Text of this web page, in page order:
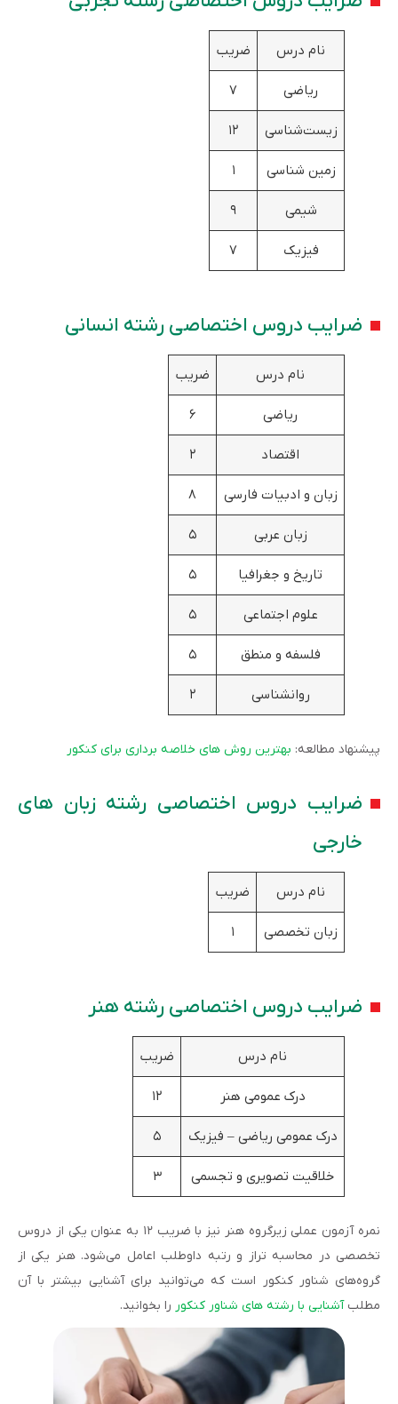
نام درس ضریب
ریاضی ۷
زیست‌شناسی ۱۲
زمین شناسی ۱
شیمی ۹
فیزیک ۷
ضرایب دروس اختصاصی رشته انسانی
نام درس ضریب
ریاضی ۶
اقتصاد ۲
زبان و ادبیات فارسی ۸
زبان عربی ۵
تاریخ و جغرافیا ۵
علوم اجتماعی ۵
فلسفه و منطق ۵
روانشناسی ۲
پیشنهاد مطالعه: بهترین روش های خلاصه برداری برای کنکور
ضرایب دروس اختصاصی رشته زبان های
خارجی
نام درس ضریب
زبان تخصصی ۱
ضرایب دروس اختصاصی رشته هنر
نام درس ضریب
درک عمومی هنر ۱۲
درک عمومی ریاضی – فیزیک ۵
خلاقیت تصویری و تجسمی ۳
نمره آزمون عملی زیرگروه هنر نیز با ضریب ۱۲ به عنوان یکی از دروس
تخصصی در محاسبه تراز و رتبه داوطلب اعامل می‌شود. هنر یکی از
گروه‌های شناور کنکور است که می‌توانید برای آشنایی بیشتر با آن
مطلبآشنایی با رشته های شناور کنکور را بخوانید.